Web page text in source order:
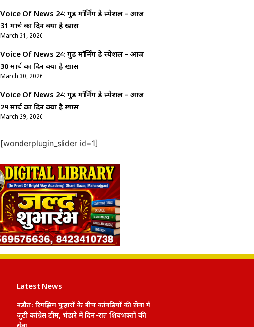
Voice Of News 24: गुड माॅर्निंग डे स्पेशल – आज
31 मार्च का दिन क्यों है खास
March 31, 2026
Voice Of News 24: गुड माॅर्निंग डे स्पेशल – आज
30 मार्च का दिन क्यों है खास
March 30, 2026
Voice Of News 24: गुड माॅर्निंग डे स्पेशल – आज
29 मार्च का दिन क्यों है खास
March 29, 2026
[wonderplugin_slider id=1]
Latest News
बड़ौत: रिमझिम फुहारों के बीच कांवड़ियों की सेवा में
जुटी कांग्रेस टीम, भंडारे में दिन-रात शिवभक्तों की